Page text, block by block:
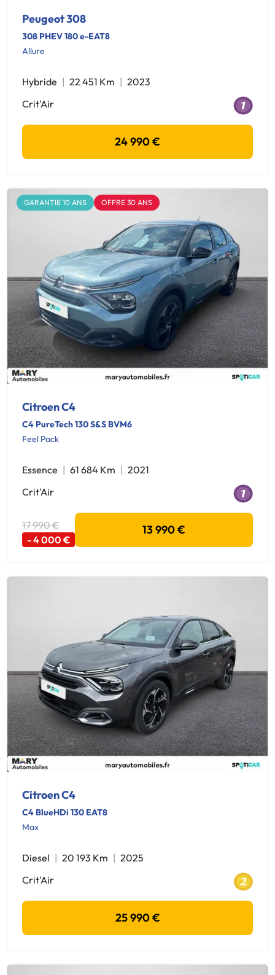
Peugeot 308
308 PHEV 180 e-EAT8
Allure
Hybride 22 451 Km
2023
Crit'Air
24 990 €
GARANTIE 10 ANS OFFRE 30 ANS
Citroen C4
C4 PureTech 130 S&S BVM6
Feel Pack
Essence 61 684 Km
2021
Crit'Air
17 990 €
- 4 000 €
13 990 €
Citroen C4
C4 BlueHDi 130 EAT8
Max
Diesel 20 193 Km
2025
Crit'Air
25 990 €